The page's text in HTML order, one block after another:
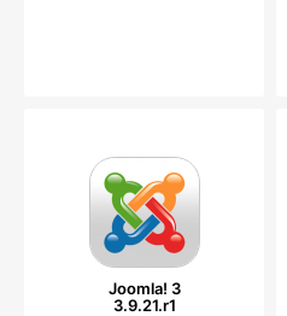
Joomla! 3
3.9.21.r1